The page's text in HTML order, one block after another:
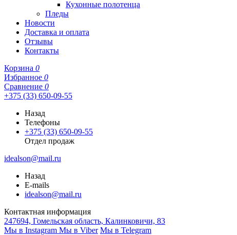
Кухонные полотенца
Пледы
Новости
Доставка и оплата
Отзывы
Контакты
Корзина 0
Избранное 0
Сравнение 0
+375 (33) 650-09-55
Назад
Телефоны
+375 (33) 650-09-55
Отдел продаж
idealson@mail.ru
Назад
E-mails
idealson@mail.ru
Контактная информация
247694, Гомельская область, Калинковичи, 83
Мы в Instagram Мы в Viber Мы в Telegram